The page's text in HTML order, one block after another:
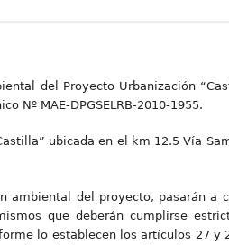
del Proyecto Urbanización
Nº MAE-DPGSELRB-2010-1955.
ubicada en el km 12.5 Vía
ambiental del proyecto, pasarán a
que deberán cumplirse
lo establecen los artículos 27 y